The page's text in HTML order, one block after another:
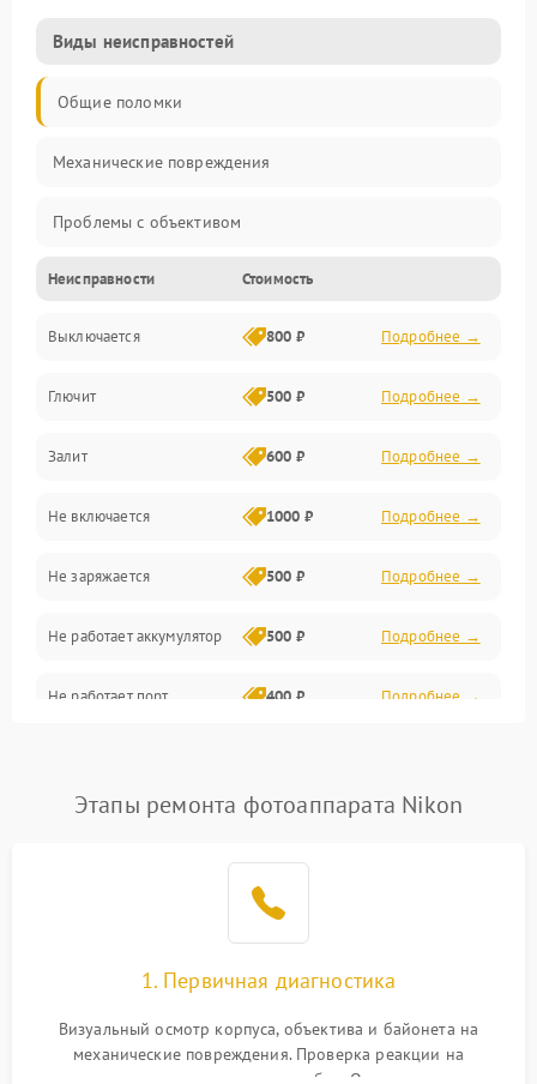
Виды неисправностей
Общие поломки
Механические повреждения
Проблемы с объективом
Электронные ошибки
Механические проблемы
Матрица и оптика
Питание и питание цепей
Проблемы с картами памяти
Объективы
Программные сбои
Коммуникации и интерфейсы
Неисправности Стоимость
Выключается 800 ₽ Подробнее →
Глючит 500 ₽ Подробнее →
Залит 600 ₽ Подробнее →
Не включается 1000 ₽ Подробнее →
Не заряжается 500 ₽ Подробнее →
Не работает аккумулятор 500 ₽ Подробнее →
Не работает порт 400 ₽ Подробнее →
Этапы ремонта фотоаппарата Nikon
1. Первичная диагностика
Визуальный осмотр корпуса, объектива и байонета на
механические повреждения. Проверка реакции на
включение, считывание кодов ошибок. Оценка состояния